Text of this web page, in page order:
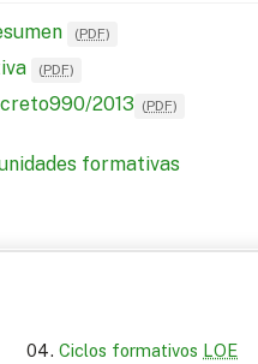
(PDF)
(PDF)
2013 (PDF)
formativas
Ciclos formativos LOE